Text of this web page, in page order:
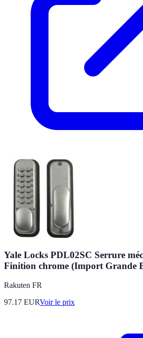
Yale Locks PDL02SC Serrure
Finition chrome (Import Grande
Rakuten FR
97.17 EURVoir le prix